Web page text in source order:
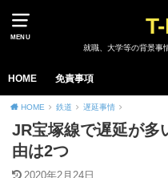
MENU
就職、大学等の背景事
HOME 免責事項
HOME 鉄道 遅延事情
JR宝塚線で遅延が多
由は2つ
2020年2月24日